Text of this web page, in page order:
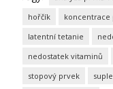
hořčík
koncentrace
latentní tetanie
nedostatek vitaminů
stopový prvek